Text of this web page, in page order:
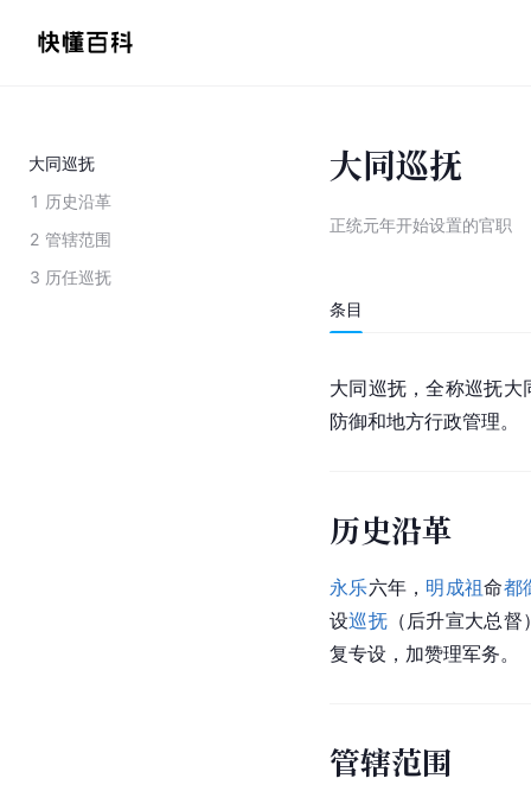
大同巡抚
1 历史沿革
2 管辖范围
3 历任巡抚
大同巡抚
正统元年开始设置的官职
条目
大同巡抚，全称巡抚
防御和地方行政管理。
历史沿革
永乐六年， 明成祖命都
设巡抚（后升宣大总督
复专设，加赞理军务。
管辖范围